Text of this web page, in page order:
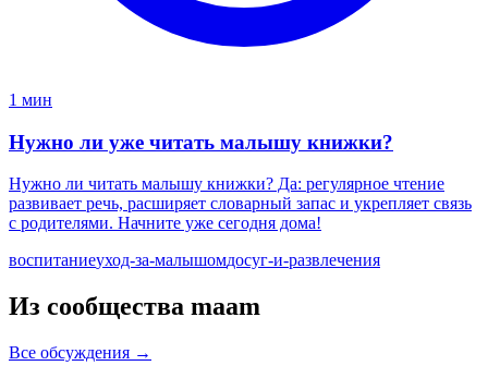
1 мин
Нужно ли уже читать малышу книжки?
Нужно ли читать малышу книжки? Да: регулярное чтение
развивает речь, расширяет словарный запас и укрепляет связь
с родителями. Начните уже сегодня дома!
воспитаниеуход-за-малышомдосуг-и-развлечения
Из сообщества maam
Все обсуждения →